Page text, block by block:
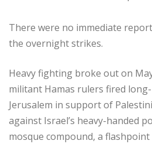
There were no immediate
the overnight strikes.
Heavy fighting broke out on May
militant Hamas rulers fired
Jerusalem in support of
against Israel’s heavy-handed
mosque compound, a